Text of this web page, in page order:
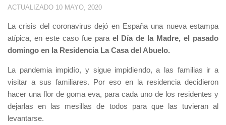
ACTUALIZADO 10 MAYO, 2020
La crisis del coronavirus dejó en España una nueva estampa
atípica, en este caso fue para el Día de la Madre, el pasado
domingo en la Residencia La Casa del Abuelo.
La pandemia impidío, y sigue impidiendo, a las familias ir a
visitar a sus familiares. Por eso en la residencia decidieron
hacer una flor de goma eva, para cada uno de los residentes y
dejarlas en las mesillas de todos para que las tuvieran al
levantarse.